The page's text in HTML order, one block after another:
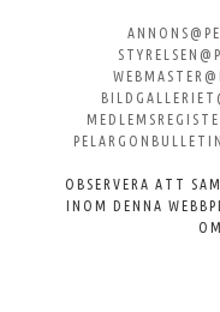
Svenska
OBSERVERA ATT
INOM DENNA